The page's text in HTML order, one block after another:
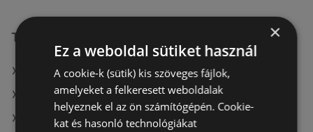
További linkek
A(z) Reál ajánlatai
A(z) Müller HU ajánlatai
A(z) Ecofamily ajánlatai
×
Ez a weboldal sütiket használ
A cookie-k (sütik) kis szöveges fájlok,
amelyeket a felkeresett weboldalak
helyeznek el az ön számítógépén. Cookie-
kat és hasonló technológiákat